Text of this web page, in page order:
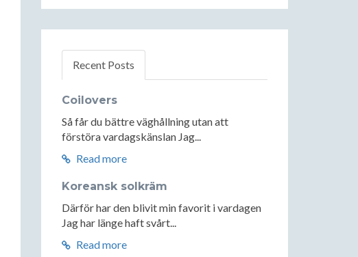
Recent Posts
Coilovers
Så får du bättre väghållning utan att
förstöra vardagskänslan Jag...
Read more
Koreansk solkräm
Därför har den blivit min favorit i vardagen
Jag har länge haft svårt...
Read more